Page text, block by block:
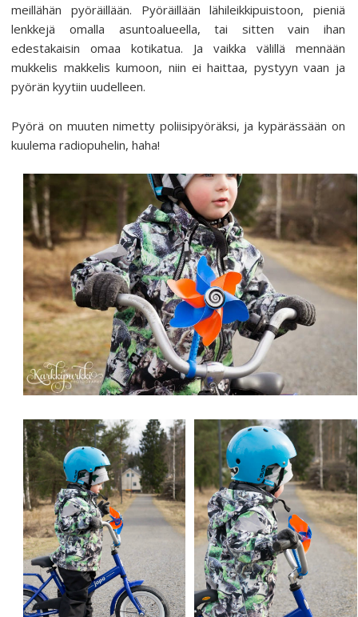
meillähän pyöräillään. Pyöräillään lähileikkipuistoon, pieniä
lenkkejä omalla asuntoalueella, tai sitten vain ihan
edestakaisin omaa kotikatua. Ja vaikka välillä mennään
mukkelis makkelis kumoon, niin ei haittaa, pystyyn vaan ja
pyörän kyytiin uudelleen.
Pyörä on muuten nimetty poliisipyöräksi, ja kypärässään on
kuulema radiopuhelin, haha!